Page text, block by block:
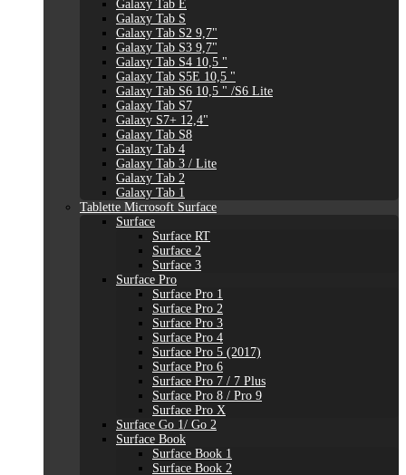
Galaxy Tab E
Galaxy Tab S
Galaxy Tab S2 9,7"
Galaxy Tab S3 9,7"
Galaxy Tab S4 10,5 "
Galaxy Tab S5E 10,5 "
Galaxy Tab S6 10,5 " /S6 Lite
Galaxy Tab S7
Galaxy S7+ 12,4"
Galaxy Tab S8
Galaxy Tab 4
Galaxy Tab 3 / Lite
Galaxy Tab 2
Galaxy Tab 1
Tablette Microsoft Surface
Surface
Surface RT
Surface 2
Surface 3
Surface Pro
Surface Pro 1
Surface Pro 2
Surface Pro 3
Surface Pro 4
Surface Pro 5 (2017)
Surface Pro 6
Surface Pro 7 / 7 Plus
Surface Pro 8 / Pro 9
Surface Pro X
Surface Go 1/ Go 2
Surface Book
Surface Book 1
Surface Book 2